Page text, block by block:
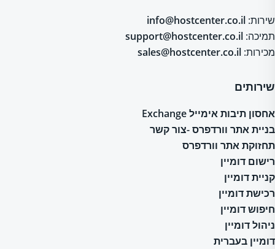
שירות: info@hostcenter.co.il
תמיכה: support@hostcenter.co.il
מכירות: sales@hostcenter.co.il
שירותים
אחסון תיבות אימייל Exchange
בניית אתר וורדפרס -צור קשר
תחזוקת אתר וורדפרס
רישום דומיין
קניית דומיין
רכישת דומיין
חיפוש דומיין
ניהול דומיין
דומיין בעברית